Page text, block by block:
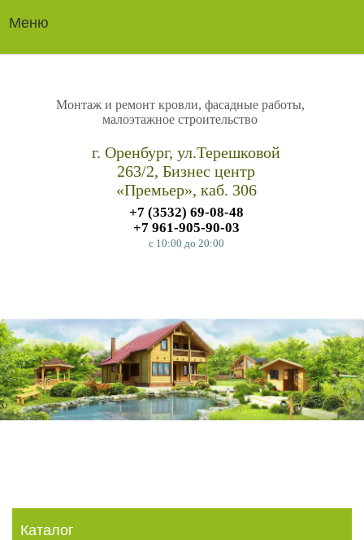
Монтаж и ремонт кровли, фасадные работы,
малоэтажное строительство
г. Оренбург, ул.Терешковой
263/2, Бизнес центр
«Премьер», каб. 306
+7 (3532) 69-08-48
+7 961-905-90-03
c 10:00 до 20:00
Меню
Каталог